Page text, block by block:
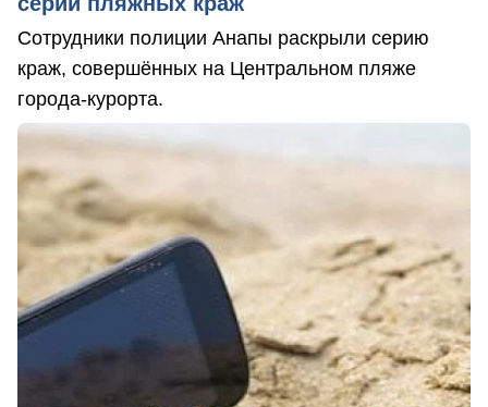
Сотрудники полиции Анапы раскрыли серию
краж, совершённых на Центральном пляже
города-курорта.